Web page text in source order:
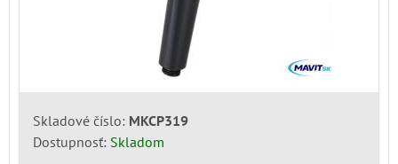
Skladové číslo: MKCP319
Dostupnosť: Skladom